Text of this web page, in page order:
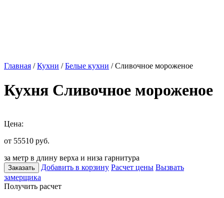
Главная /Кухни /Белые кухни / Сливочное мороженое
Кухня Сливочное мороженое
Цена:
от 55510 руб.
за метр в длину верха и низа гарнитура
Заказать Добавить в корзину Расчет цены Вызвать
замерщика
Получить расчет